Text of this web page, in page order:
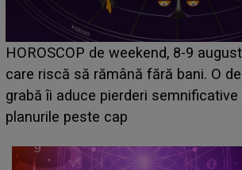
Emanuel a ținut ACEST DETALIU
acum! În fața Alexandrei,
face o MĂRTURISIRE
sa: "I-am spus și ei în față, eu nu te